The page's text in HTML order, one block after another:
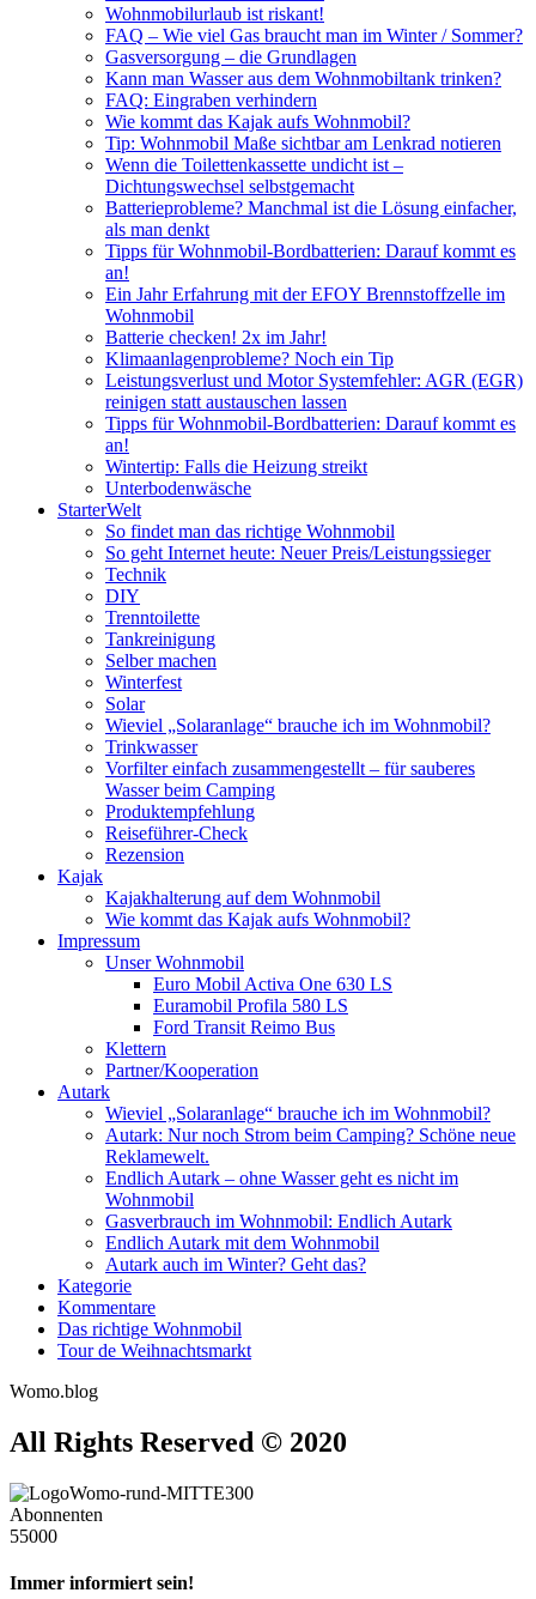
Wohnmobilurlaub ist riskant!
FAQ – Wie viel Gas braucht man im Winter / Sommer?
Gasversorgung – die Grundlagen
Kann man Wasser aus dem Wohnmobiltank trinken?
FAQ: Eingraben verhindern
Wie kommt das Kajak aufs Wohnmobil?
Tip: Wohnmobil Maße sichtbar am Lenkrad notieren
Wenn die Toilettenkassette undicht ist –
Dichtungswechsel selbstgemacht
Batterieprobleme? Manchmal ist die Lösung einfacher,
als man denkt
Tipps für Wohnmobil-Bordbatterien: Darauf kommt es
an!
Ein Jahr Erfahrung mit der EFOY Brennstoffzelle im
Wohnmobil
Batterie checken! 2x im Jahr!
Klimaanlagenprobleme? Noch ein Tip
Leistungsverlust und Motor Systemfehler: AGR (EGR)
reinigen statt austauschen lassen
Tipps für Wohnmobil-Bordbatterien: Darauf kommt es
an!
Wintertip: Falls die Heizung streikt
Unterbodenwäsche
StarterWelt
So findet man das richtige Wohnmobil
So geht Internet heute: Neuer Preis/Leistungssieger
Technik
DIY
Trenntoilette
Tankreinigung
Selber machen
Winterfest
Solar
Wieviel „Solaranlage“ brauche ich im Wohnmobil?
Trinkwasser
Vorfilter einfach zusammengestellt – für sauberes
Wasser beim Camping
Produktempfehlung
Reiseführer-Check
Rezension
Kajak
Kajakhalterung auf dem Wohnmobil
Wie kommt das Kajak aufs Wohnmobil?
Impressum
Unser Wohnmobil
Euro Mobil Activa One 630 LS
Euramobil Profila 580 LS
Ford Transit Reimo Bus
Klettern
Partner/Kooperation
Autark
Wieviel „Solaranlage“ brauche ich im Wohnmobil?
Autark: Nur noch Strom beim Camping? Schöne neue
Reklamewelt.
Endlich Autark – ohne Wasser geht es nicht im
Wohnmobil
Gasverbrauch im Wohnmobil: Endlich Autark
Endlich Autark mit dem Wohnmobil
Autark auch im Winter? Geht das?
Kategorie
Kommentare
Das richtige Wohnmobil
Tour de Weihnachtsmarkt
Womo.blog
All Rights Reserved © 2020
Abonnenten
55000
Immer informiert sein!